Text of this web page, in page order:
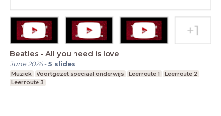
Beatles - All you need is love
June 2026-5 slides
Muziek Voortgezet speciaal onderwijs Leerroute 1
Leerroute 2
Leerroute 3